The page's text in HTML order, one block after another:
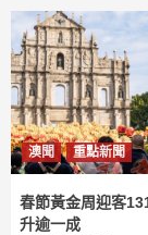
澳聞 重點新聞
春節黃金周迎客
升逾一成